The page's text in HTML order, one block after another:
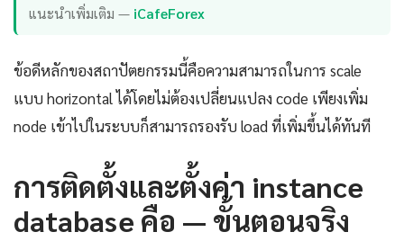
แนะนำเพิ่มเติม — iCafeForex
ข้อดีหลักของสถาปัตยกรรมนี้คือความสามารถในการ scale
แบบ horizontal ได้โดยไม่ต้องเปลี่ยนแปลง code เพียงเพิ่ม
node เข้าไปในระบบก็สามารถรองรับ load ที่เพิ่มขึ้นได้ทันที
การติดตั้งและตั้งค่า instance
database คือ — ขั้นตอนจริง